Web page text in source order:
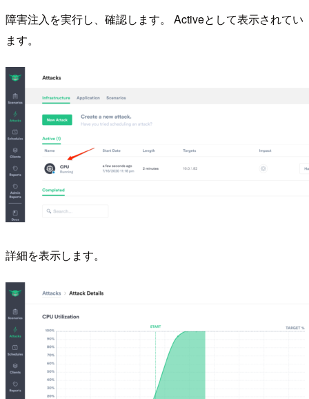
障害注入を実行し、確認します。 Activeとして表示されてい
ます。
詳細を表示します。